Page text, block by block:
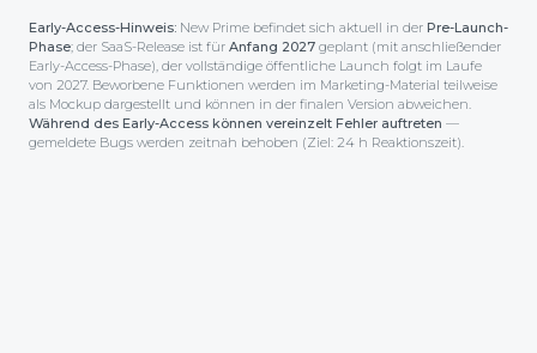
Early-Access-Hinweis: New Prime befindet sich aktuell in der Pre-Launch-
Phase; der SaaS-Release ist für Anfang 2027 geplant (mit anschließender
Early-Access-Phase), der voll­ständige öffentliche Launch folgt im Laufe
von 2027. Beworbene Funktionen werden im Marketing-Material teilweise
als Mockup dargestellt und können in der finalen Version abweichen.
Während des Early-Access können vereinzelt Fehler auftreten —
gemeldete Bugs werden zeitnah behoben (Ziel: 24 h Reaktionszeit).